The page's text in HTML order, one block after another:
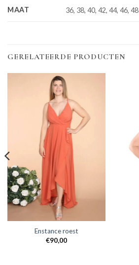
MAAT 36, 38, 40, 42, 44, 46, 48
GERELATEERDE PRODUCTEN
Enstance roest
€90,00